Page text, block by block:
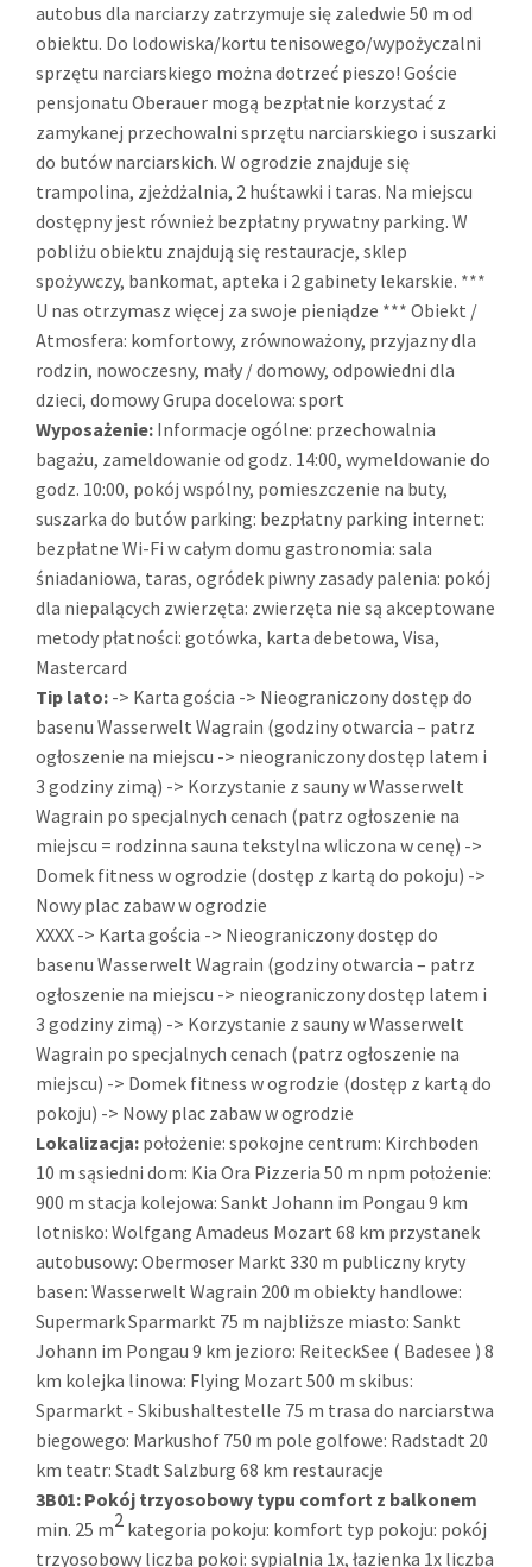
autobus dla narciarzy zatrzymuje się zaledwie 50 m od
obiektu. Do lodowiska/kortu tenisowego/wypożyczalni
sprzętu narciarskiego można dotrzeć pieszo! Goście
pensjonatu Oberauer mogą bezpłatnie korzystać z
zamykanej przechowalni sprzętu narciarskiego i suszarki
do butów narciarskich. W ogrodzie znajduje się
trampolina, zjeżdżalnia, 2 huśtawki i taras. Na miejscu
dostępny jest również bezpłatny prywatny parking. W
pobliżu obiektu znajdują się restauracje, sklep
spożywczy, bankomat, apteka i 2 gabinety lekarskie. ***
U nas otrzymasz więcej za swoje pieniądze *** Obiekt /
Atmosfera: komfortowy, zrównoważony, przyjazny dla
rodzin, nowoczesny, mały / domowy, odpowiedni dla
dzieci, domowy Grupa docelowa: sport
Wyposażenie: Informacje ogólne: przechowalnia
bagażu, zameldowanie od godz. 14:00, wymeldowanie do
godz. 10:00, pokój wspólny, pomieszczenie na buty,
suszarka do butów parking: bezpłatny parking internet:
bezpłatne Wi-Fi w całym domu gastronomia: sala
śniadaniowa, taras, ogródek piwny zasady palenia: pokój
dla niepalących zwierzęta: zwierzęta nie są akceptowane
metody płatności: gotówka, karta debetowa, Visa,
Mastercard
Tip lato: -> Karta gościa -> Nieograniczony dostęp do
basenu Wasserwelt Wagrain (godziny otwarcia – patrz
ogłoszenie na miejscu -> nieograniczony dostęp latem i
3 godziny zimą) -> Korzystanie z sauny w Wasserwelt
Wagrain po specjalnych cenach (patrz ogłoszenie na
miejscu = rodzinna sauna tekstylna wliczona w cenę) ->
Domek fitness w ogrodzie (dostęp z kartą do pokoju) ->
Nowy plac zabaw w ogrodzie
XXXX -> Karta gościa -> Nieograniczony dostęp do
basenu Wasserwelt Wagrain (godziny otwarcia – patrz
ogłoszenie na miejscu -> nieograniczony dostęp latem i
3 godziny zimą) -> Korzystanie z sauny w Wasserwelt
Wagrain po specjalnych cenach (patrz ogłoszenie na
miejscu) -> Domek fitness w ogrodzie (dostęp z kartą do
pokoju) -> Nowy plac zabaw w ogrodzie
Lokalizacja: położenie: spokojne centrum: Kirchboden
10 m sąsiedni dom: Kia Ora Pizzeria 50 m npm położenie:
900 m stacja kolejowa: Sankt Johann im Pongau 9 km
lotnisko: Wolfgang Amadeus Mozart 68 km przystanek
autobusowy: Obermoser Markt 330 m publiczny kryty
basen: Wasserwelt Wagrain 200 m obiekty handlowe:
Supermark Sparmarkt 75 m najbliższe miasto: Sankt
Johann im Pongau 9 km jezioro: ReiteckSee ( Badesee ) 8
km kolejka linowa: Flying Mozart 500 m skibus:
Sparmarkt - Skibushaltestelle 75 m trasa do narciarstwa
biegowego: Markushof 750 m pole golfowe: Radstadt 20
km teatr: Stadt Salzburg 68 km restauracje
3B01: Pokój trzyosobowy typu comfort z balkonem
min. 25 m2 kategoria pokoju: komfort typ pokoju: pokój
trzyosobowy liczba pokoi: sypialnia 1x, łazienka 1x liczba